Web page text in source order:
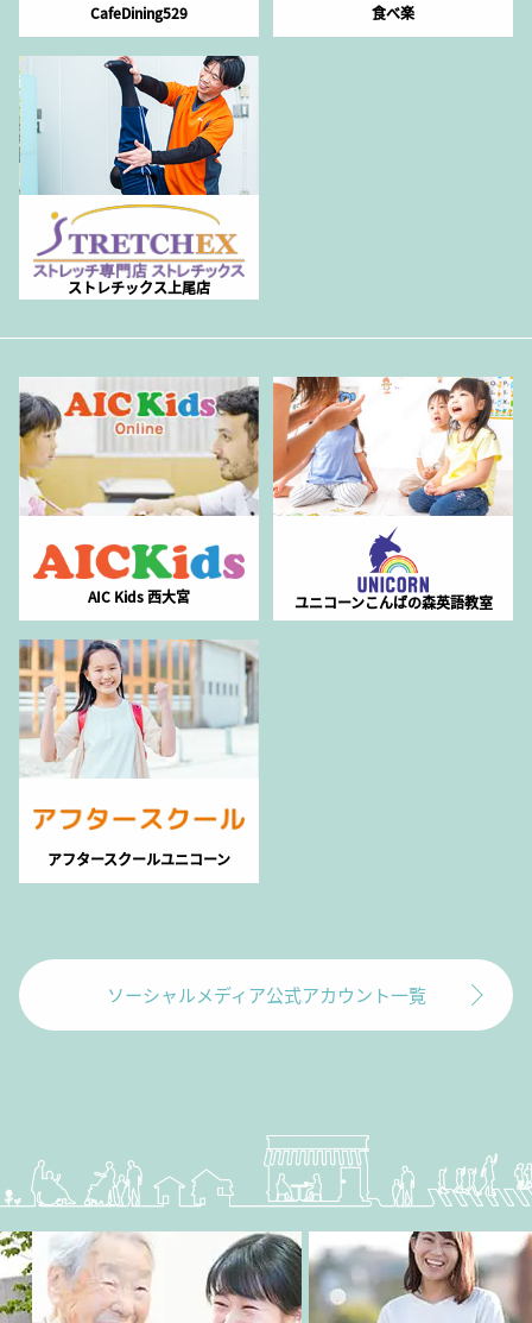
CafeDining529 食べ楽
ストレチックス上尾店
AIC Kids 西大宮 ユニコーンこんばの森英語教室
アフタースクールユニコーン
ソーシャルメディア公式アカウント一覧